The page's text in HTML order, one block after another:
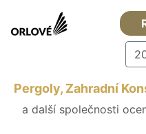
Pergoly, Zahradní
a další společnosti